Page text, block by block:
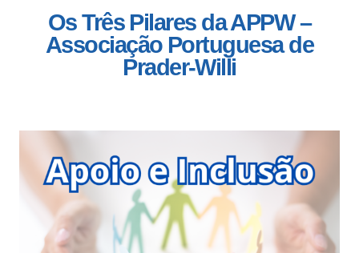
Os Três Pilares da APPW –
Associação Portuguesa de
Prader-Willi